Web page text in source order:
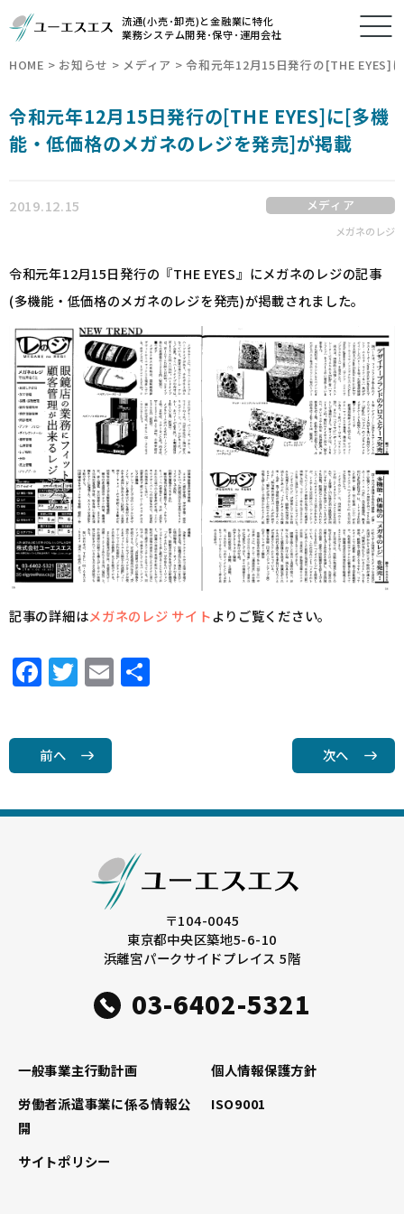
流通(小売･卸売)と金融業に特化
業務システム開発･保守･運用会社
HOME > お知らせ > メディア >令和元年12月15日発行の[THE EYES]
令和元年12月15日発行の[THE EYES]に[多機
能・低価格のメガネのレジを発売]が掲載
2019.12.15 メディア
メガネのレジ
令和元年12月15日発行の『THE EYES』にメガネのレジの記事
(多機能・低価格のメガネのレジを発売)が掲載されました。
記事の詳細はメガネのレジ サイトよりご覧ください。
F
c
e
o
T
it
t
r
E
前へ 次へ
〒104-0045
東京都中央区築地5-6-10
浜離宮パークサイドプレイス 5階
03-6402-5321
一般事業主行動計画
個人情報保護方針
労働者派遣事業に係る情報公
開
ISO9001
サイトポリシー